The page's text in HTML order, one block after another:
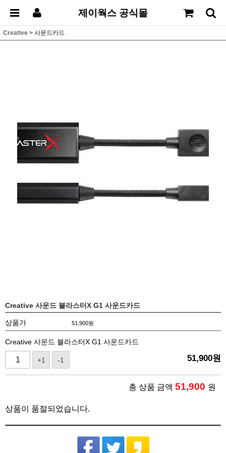
제이웍스 공식몰
Creative > 사운드카드
Creative 사운드 블라스터X G1 사운드카드
상품가 51,900원
Creative 사운드 블라스터X G1 사운드카드
+1 -1 51,900원
총 상품 금액 51,900 원
상품이 품절되었습니다.